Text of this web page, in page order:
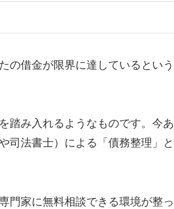
の借金が限界に達しているという
踏み入れるようなものです。今あ
司法書士）による「債務整理」と
門家に無料相談できる環境が整っ